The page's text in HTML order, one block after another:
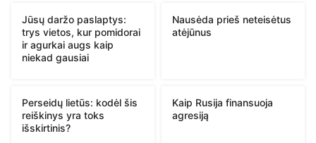
Jūsų daržo paslaptys:
trys vietos, kur pomidorai
ir agurkai augs kaip
niekad gausiai
Nausėda prieš neteisėtus
atėjūnus
Perseidų lietūs: kodėl šis
reiškinys yra toks
išskirtinis?
Kaip Rusija finansuoja
agresiją